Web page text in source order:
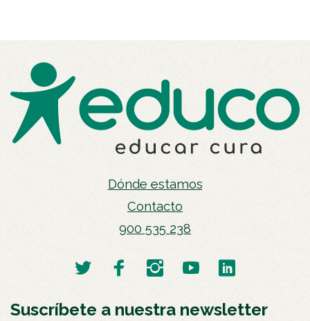
Dónde estamos
Contacto
900 535 238
Suscríbete a nuestra newsletter